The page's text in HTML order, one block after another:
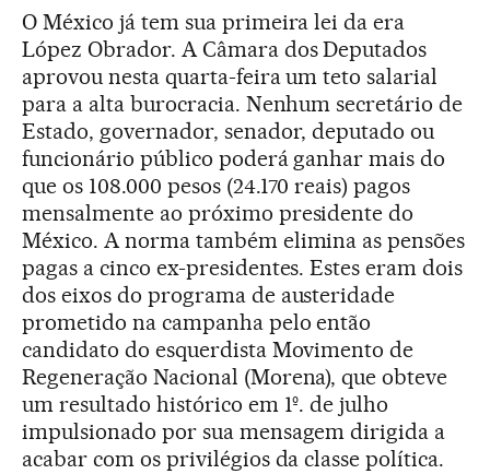
O México já tem sua primeira lei da era
López Obrador. A Câmara dos Deputados
aprovou nesta quarta-feira um teto salarial
para a alta burocracia. Nenhum secretário de
Estado, governador, senador, deputado ou
funcionário público poderá ganhar mais do
que os 108.000 pesos (24.170 reais) pagos
mensalmente ao próximo presidente do
México. A norma também elimina as pensões
pagas a cinco ex-presidentes. Estes eram dois
dos eixos do programa de austeridade
prometido na campanha pelo então
candidato do esquerdista Movimento de
Regeneração Nacional (Morena), que obteve
um resultado histórico em 1º. de julho
impulsionado por sua mensagem dirigida a
acabar com os privilégios da classe política.